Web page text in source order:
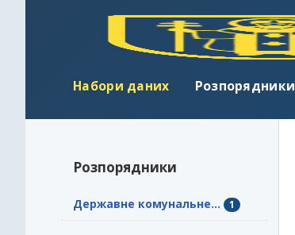
Набори даних Розпорядники
Розпорядники
Державне комунальне... 1